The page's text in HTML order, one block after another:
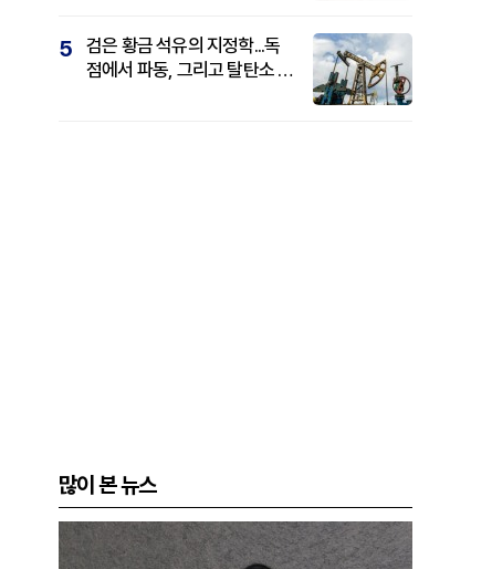
5
검은 황금 석유의 지정학...독
점에서 파동, 그리고 탈탄소 패
많이 본 뉴스